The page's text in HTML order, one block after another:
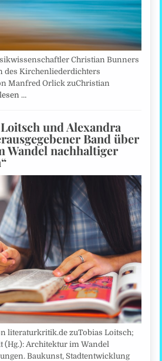
Christian Bunners
des Kirchenliederdichters
Manfred Orlick zuChristian
…
und Alexandra
Band über
Wandel nachhaltiger
literaturkritik.de zuTobias Loitsch;
(Hg.): Architektur im Wandel
Baukunst, Stadtentwicklung